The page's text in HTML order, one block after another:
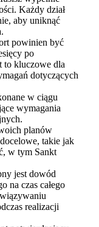
Każdy dział
aby uniknąć
powinien być
po
to kluczowe dla
dotyczących
w ciągu
wymagania
planów
takie jak
w tym Sankt
jest dowód
na czas całego
realizacji